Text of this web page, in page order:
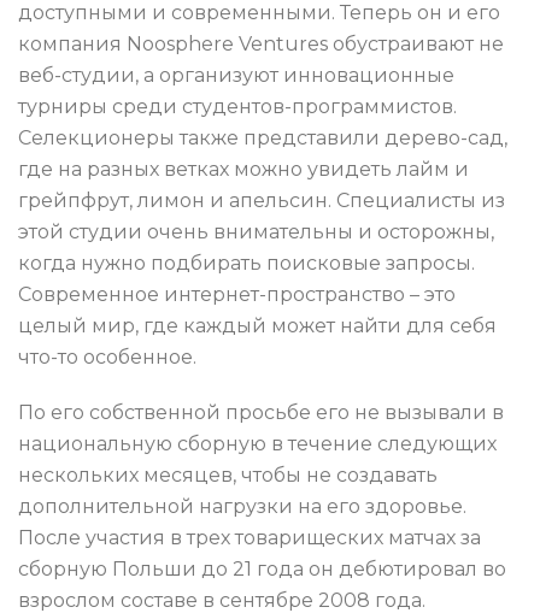
доступными и современными. Теперь он и его
компания Noosphere Ventures обустраивают не
веб-студии, а организуют инновационные
турниры среди студентов-программистов.
Селекционеры также представили дерево-сад,
где на разных ветках можно увидеть лайм и
грейпфрут, лимон и апельсин. Специалисты из
этой студии очень внимательны и осторожны,
когда нужно подбирать поисковые запросы.
Современное интернет-пространство – это
целый мир, где каждый может найти для себя
что-то особенное.
По его собственной просьбе его не вызывали в
национальную сборную в течение следующих
нескольких месяцев, чтобы не создавать
дополнительной нагрузки на его здоровье.
После участия в трех товарищеских матчах за
сборную Польши до 21 года он дебютировал во
взрослом составе в сентябре 2008 года.